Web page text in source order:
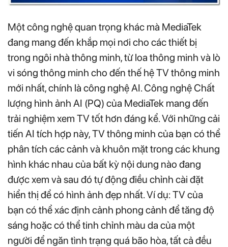
Một công nghệ quan trọng khác mà MediaTek
đang mang đến khắp mọi nơi cho các thiết bị
trong ngôi nhà thông minh, từ loa thông minh và lò
vi sóng thông minh cho đến thế hệ TV thông minh
mới nhất, chính là công nghệ AI. Công nghệ Chất
lượng hình ảnh AI (PQ) của MediaTek mang đến
trải nghiệm xem TV tốt hơn đáng kể. Với những cải
tiến AI tích hợp này, TV thông minh của bạn có thể
phân tích các cảnh và khuôn mặt trong các khung
hình khác nhau của bất kỳ nội dung nào đang
được xem và sau đó tự động điều chỉnh cài đặt
hiển thị để có hình ảnh đẹp nhất. Ví dụ: TV của
bạn có thể xác định cảnh phong cảnh để tăng độ
sáng hoặc có thể tinh chỉnh màu da của một
người để ngăn tình trạng quá bão hòa, tất cả đều